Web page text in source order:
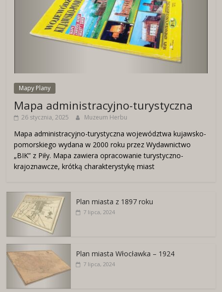
Mapy Plany
Mapa administracyjno-turystyczna
26 stycznia, 2025 Muzeum Herbu
Mapa administracyjno-turystyczna województwa kujawsko-
pomorskiego wydana w 2000 roku przez Wydawnictwo
„BIK” z Piły. Mapa zawiera opracowanie turystyczno-
krajoznawcze, krótką charakterystykę miast
Plan miasta z 1897 roku
7 lipca, 2024
Plan miasta Włocławka – 1924
7 lipca, 2024